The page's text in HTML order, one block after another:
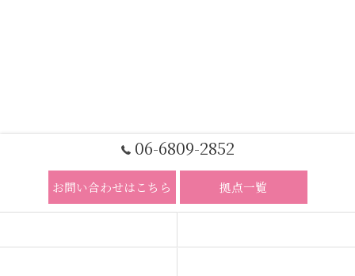
06-6809-2852
お問い合わせはこちら 拠点一覧